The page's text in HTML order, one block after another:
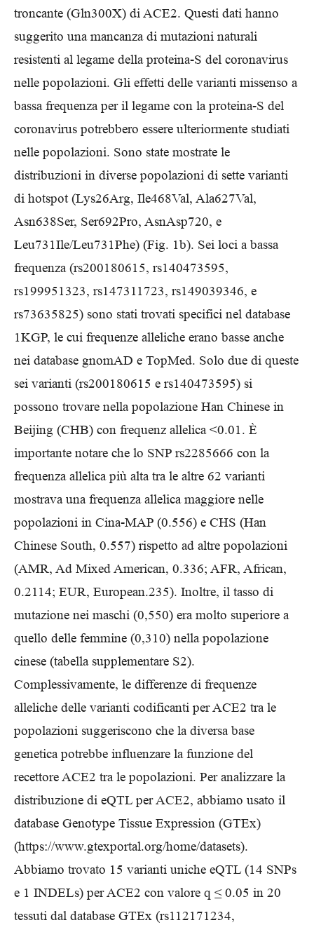
troncante (Gln300X) di ACE2. Questi dati hanno
suggerito una mancanza di mutazioni naturali
resistenti al legame della proteina-S del coronavirus
nelle popolazioni. Gli effetti delle varianti missenso a
bassa frequenza per il legame con la proteina-S del
coronavirus potrebbero essere ulteriormente studiati
nelle popolazioni. Sono state mostrate le
distribuzioni in diverse popolazioni di sette varianti
di hotspot (Lys26Arg, Ile468Val, Ala627Val,
Asn638Ser, Ser692Pro, AsnAsp720, e
Leu731Ile/Leu731Phe) (Fig. 1b). Sei loci a bassa
frequenza (rs200180615, rs140473595,
rs199951323, rs147311723, rs149039346, e
rs73635825) sono stati trovati specifici nel database
1KGP, le cui frequenze alleliche erano basse anche
nei database gnomAD e TopMed. Solo due di queste
sei varianti (rs200180615 e rs140473595) si
possono trovare nella popolazione Han Chinese in
Beijing (CHB) con frequenz allelica <0.01. È
importante notare che lo SNP rs2285666 con la
frequenza allelica più alta tra le altre 62 varianti
mostrava una frequenza allelica maggiore nelle
popolazioni in Cina-MAP (0.556) e CHS (Han
Chinese South, 0.557) rispetto ad altre popolazioni
(AMR, Ad Mixed American, 0.336; AFR, African,
0.2114; EUR, European.235). Inoltre, il tasso di
mutazione nei maschi (0,550) era molto superiore a
quello delle femmine (0,310) nella popolazione
cinese (tabella supplementare S2).
Complessivamente, le differenze di frequenze
alleliche delle varianti codificanti per ACE2 tra le
popolazioni suggeriscono che la diversa base
genetica potrebbe influenzare la funzione del
recettore ACE2 tra le popolazioni. Per analizzare la
distribuzione di eQTL per ACE2, abbiamo usato il
database Genotype Tissue Expression (GTEx)
(https://www.gtexportal.org/home/datasets).
Abbiamo trovato 15 varianti uniche eQTL (14 SNPs
e 1 INDELs) per ACE2 con valore q ≤ 0.05 in 20
tessuti dal database GTEx (rs112171234,